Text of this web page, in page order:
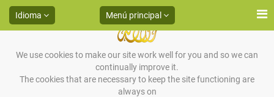
We use cookies to make our site work well for you and so we can
continually improve it.
The cookies that are necessary to keep the site functioning are
always on
Idioma Menú principal